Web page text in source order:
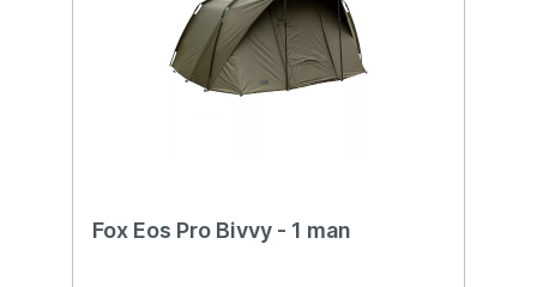
zusätzliche Isolierung und Stauraum
Abmessungen: Länge: 275cm Breite: 300cm
Höhe: 150cm
Fox Eos Pro Bivvy - 1 man